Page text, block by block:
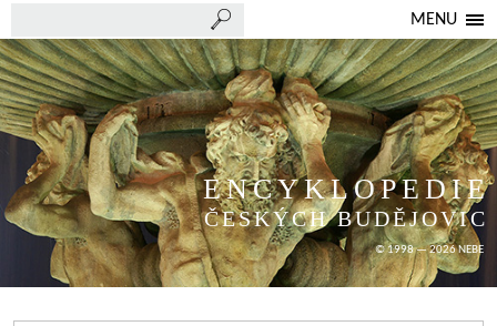
MENU
ENCYKLOPEDIE
ČESKÝCH BUDĚJOVIC
© 1998 — 2026 NEBE